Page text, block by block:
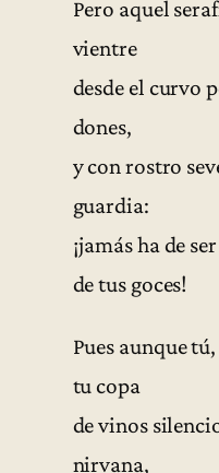
Pero aquel
vientre
desde el curvo
dones,
y con rostro
guardia:
¡jamás ha de
de tus goces!
Pues aunque
tu copa
de vinos
nirvana,